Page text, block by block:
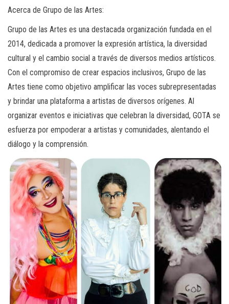
Acerca de Grupo de las Artes:
Grupo de las Artes es una destacada organización fundada en el
2014, dedicada a promover la expresión artística, la diversidad
cultural y el cambio social a través de diversos medios artísticos.
Con el compromiso de crear espacios inclusivos, Grupo de las
Artes tiene como objetivo amplificar las voces subrepresentadas
y brindar una plataforma a artistas de diversos orígenes. Al
organizar eventos e iniciativas que celebran la diversidad, GOTA se
esfuerza por empoderar a artistas y comunidades, alentando el
diálogo y la comprensión.